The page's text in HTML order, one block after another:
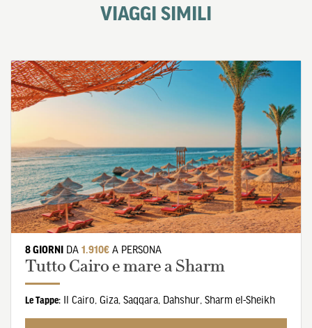
VIAGGI SIMILI
8 GIORNI DA 1.910€ A PERSONA
Tutto Cairo e mare a Sharm
Le Tappe: Il Cairo Giza, Saqqara, Dahshur, Sharm el-Sheikh